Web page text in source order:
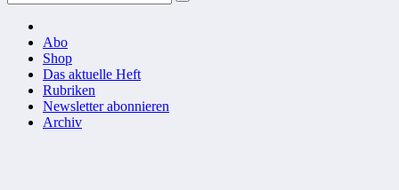
Abo
Shop
Das aktuelle Heft
Rubriken
Newsletter abonnieren
Archiv